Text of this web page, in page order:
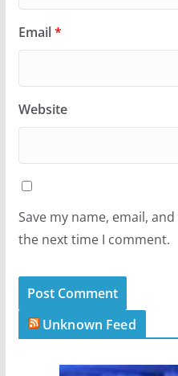
Email*
Website
Save my name, email,
the next time I comment.
Unknown Feed